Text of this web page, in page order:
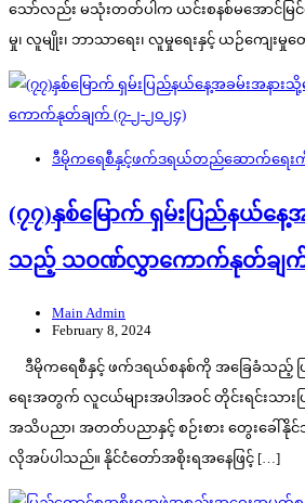
သော်လည်း မသုံးတတ်ပါက ယင်းစနစ်မအောင်မြ
မှု၊ လူမျိုး၊ ဘာသာရေး၊ လူမှုရေးနှင့် ယဉ်ကျေးမှု
ဒီမိုကရေစီနှင့်ဖက်ဒရယ်တည်ဆောက်‌ရေးကိစ္
(၇၇)နှစ်မြောက် ရှမ်းပြည်နယ်နေ့
သည့် သဝဏ်လွှာကောက်နုတ်ချက်
Main Admin
February 8, 2024
ဒီမိုကရေစီနှင့် ဖက်ဒရယ်စနစ်ကို အခြေခံသည့်
ရေးအတွက် လူငယ်များအပါအဝင် တိုင်းရင်းသ
အသိပညာ၊ အတတ်ပညာနှင့် စဉ်းစား တွေးခေါ်နိုင်
လိုအပ်ပါသည်။ နိုင်ငံတော်အစိုးရအနေဖြင့် […]